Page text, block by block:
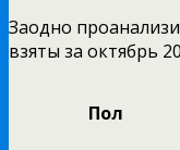
Заодно
взяты за октябрь
Пол